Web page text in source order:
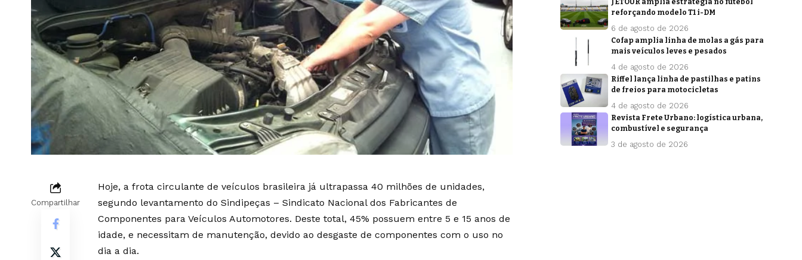
Compartilhar
Hoje, a frota circulante de veículos brasileira já ultrapassa 40 milhões de unidades,
segundo levantamento do Sindipeças – Sindicato Nacional dos Fabricantes de
Componentes para Veículos Automotores. Deste total, 45% possuem entre 5 e 15 anos de
idade, e necessitam de manutenção, devido ao desgaste de componentes com o uso no
dia a dia.
reforçando modelo T1 i-DM
6 de agosto de 2026
Cofap amplia linha de molas a gás para
mais veículos leves e pesados
4 de agosto de 2026
Riffel lança linha de pastilhas e patins
de freios para motocicletas
4 de agosto de 2026
Revista Frete Urbano: logística urbana,
combustível e segurança
3 de agosto de 2026